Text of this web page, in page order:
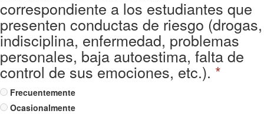
correspondiente a los estudiantes que
presenten conductas de riesgo (drogas,
indisciplina, enfermedad, problemas
personales, baja autoestima, falta de
control de sus emociones, etc.). *
Frecuentemente
Ocasionalmente